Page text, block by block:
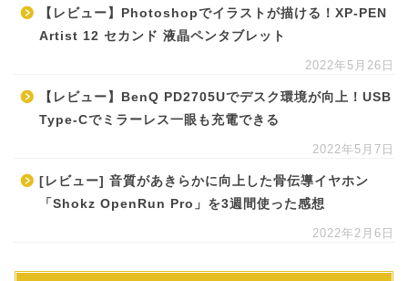
【レビュー】Photoshopでイラストが描ける！XP-PEN
Artist 12 セカンド 液晶ペンタブレット
2022年5月26日
【レビュー】BenQ PD2705Uでデスク環境が向上！USB
Type-Cでミラーレス一眼も充電できる
2022年5月7日
[レビュー] 音質があきらかに向上した骨伝導イヤホン
「Shokz OpenRun Pro」を3週間使った感想
2022年2月6日